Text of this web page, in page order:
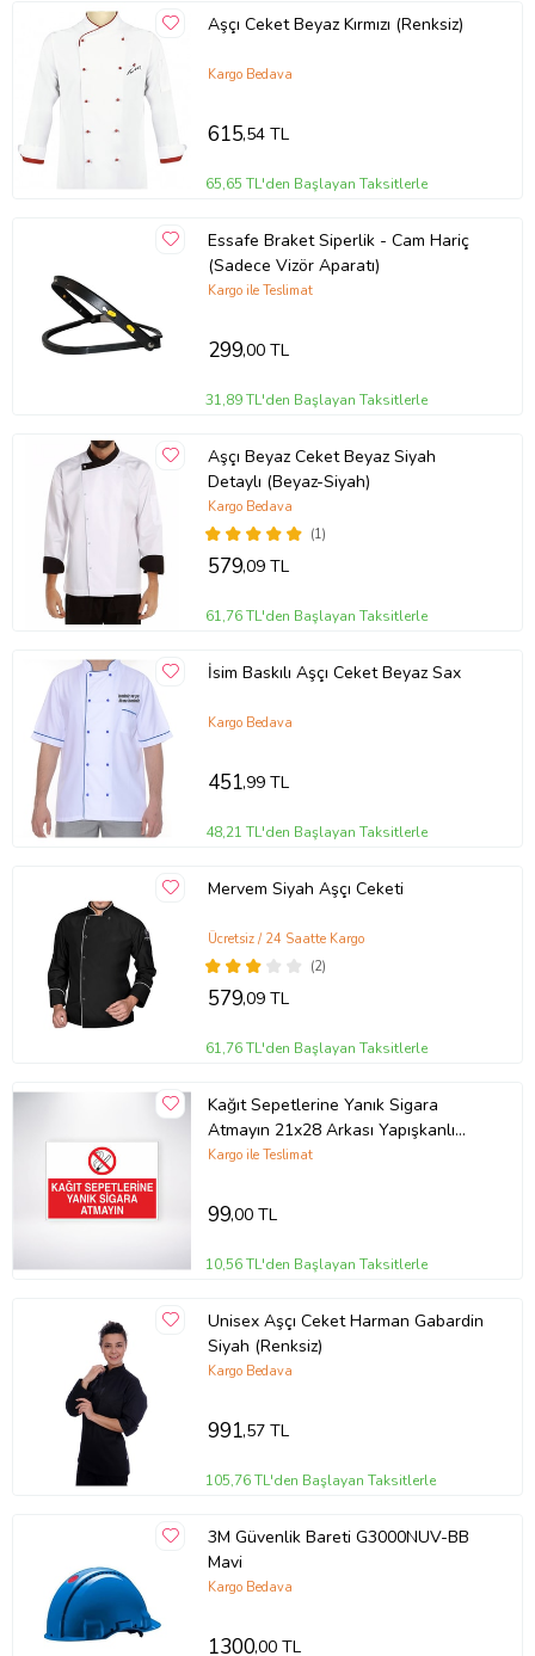
Aşçı Ceket Beyaz Kırmızı (Renksiz)
Kargo Bedava
615,54 TL
65,65 TL'den Başlayan Taksitlerle
Essafe Braket Siperlik - Cam Hariç
(Sadece Vizör Aparatı)
Kargo ile Teslimat
299,00 TL
31,89 TL'den Başlayan Taksitlerle
Aşçı Beyaz Ceket Beyaz Siyah
Detaylı (Beyaz-Siyah)
(1)
Kargo Bedava
579,09 TL
61,76 TL'den Başlayan Taksitlerle
İsim Baskılı Aşçı Ceket Beyaz Sax
Kargo Bedava
451,99 TL
48,21 TL'den Başlayan Taksitlerle
Mervem Siyah Aşçı Ceketi
(2)
Ücretsiz / 24 Saatte Kargo
579,09 TL
61,76 TL'den Başlayan Taksitlerle
Kağıt Sepetlerine Yanık Sigara
Atmayın 21x28 Arkası Yapışkanlı
Levha
Kargo ile Teslimat
99,00 TL
10,56 TL'den Başlayan Taksitlerle
Unisex Aşçı Ceket Harman Gabardin
Siyah (Renksiz)
Kargo Bedava
991,57 TL
105,76 TL'den Başlayan Taksitlerle
3M Güvenlik Bareti G3000NUV-BB
Mavi
Kargo Bedava
1300,00 TL